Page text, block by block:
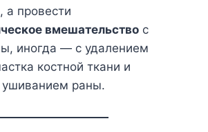
а провести
вмешательство с
иногда — с удалением
костной ткани и
раны.